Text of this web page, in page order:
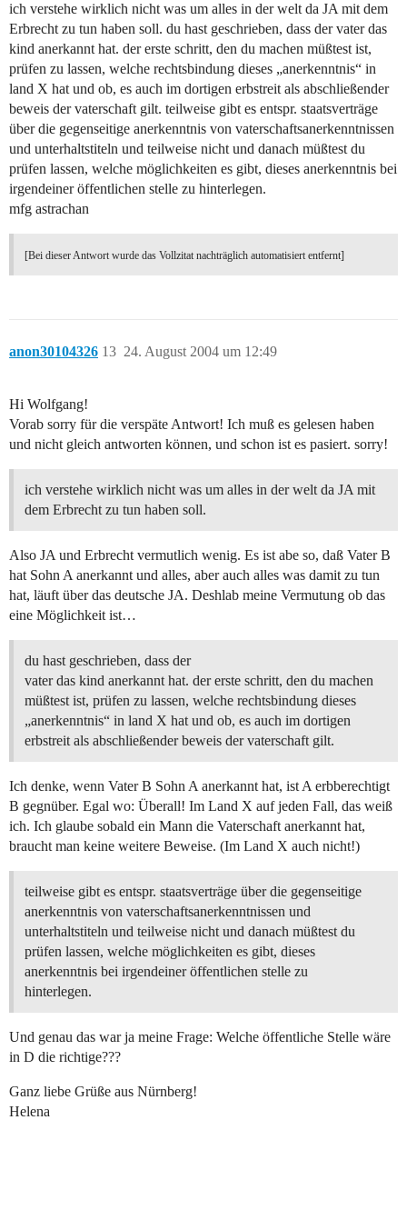
ich verstehe wirklich nicht was um alles in der welt da JA mit dem
Erbrecht zu tun haben soll. du hast geschrieben, dass der vater das
kind anerkannt hat. der erste schritt, den du machen müßtest ist,
prüfen zu lassen, welche rechtsbindung dieses „anerkenntnis“ in
land X hat und ob, es auch im dortigen erbstreit als abschließender
beweis der vaterschaft gilt. teilweise gibt es entspr. staatsverträge
über die gegenseitige anerkenntnis von vaterschaftsanerkenntnissen
und unterhaltstiteln und teilweise nicht und danach müßtest du
prüfen lassen, welche möglichkeiten es gibt, dieses anerkenntnis bei
irgendeiner öffentlichen stelle zu hinterlegen.
mfg astrachan
[Bei dieser Antwort wurde das Vollzitat nachträglich automatisiert entfernt]
anon30104326 24. August 2004 um 12:49
13
Hi Wolfgang!
Vorab sorry für die verspäte Antwort! Ich muß es gelesen haben
und nicht gleich antworten können, und schon ist es pasiert. sorry!
ich verstehe wirklich nicht was um alles in der welt da JA mit
dem Erbrecht zu tun haben soll.
Also JA und Erbrecht vermutlich wenig. Es ist abe so, daß Vater B
hat Sohn A anerkannt und alles, aber auch alles was damit zu tun
hat, läuft über das deutsche JA. Deshlab meine Vermutung ob das
eine Möglichkeit ist…
du hast geschrieben, dass der
vater das kind anerkannt hat. der erste schritt, den du machen
müßtest ist, prüfen zu lassen, welche rechtsbindung dieses
„anerkenntnis“ in land X hat und ob, es auch im dortigen
erbstreit als abschließender beweis der vaterschaft gilt.
Ich denke, wenn Vater B Sohn A anerkannt hat, ist A erbberechtigt
B gegnüber. Egal wo: Überall! Im Land X auf jeden Fall, das weiß
ich. Ich glaube sobald ein Mann die Vaterschaft anerkannt hat,
braucht man keine weitere Beweise. (Im Land X auch nicht!)
teilweise gibt es entspr. staatsverträge über die gegenseitige
anerkenntnis von vaterschaftsanerkenntnissen und
unterhaltstiteln und teilweise nicht und danach müßtest du
prüfen lassen, welche möglichkeiten es gibt, dieses
anerkenntnis bei irgendeiner öffentlichen stelle zu
hinterlegen.
Und genau das war ja meine Frage: Welche öffentliche Stelle wäre
in D die richtige???
Ganz liebe Grüße aus Nürnberg!
Helena